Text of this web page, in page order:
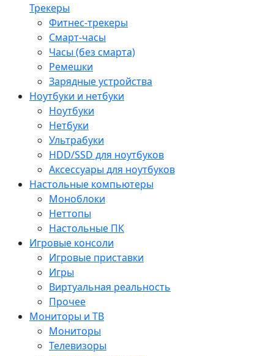
Трекеры
Фитнес-трекеры
Смарт-часы
Часы (без смарта)
Ремешки
Зарядные устройства
Ноутбуки и нетбуки
Ноутбуки
Нетбуки
Ультрабуки
HDD/SSD для ноутбуков
Аксессуары для ноутбуков
Настольные компьютеры
Моноблоки
Неттопы
Настольные ПК
Игровые консоли
Игровые приставки
Игры
Виртуальная реальность
Прочее
Мониторы и ТВ
Мониторы
Телевизоры